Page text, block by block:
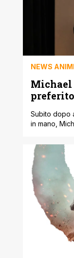
NEWS
Subito dopo
in mano,
suo film
Principessa
film di